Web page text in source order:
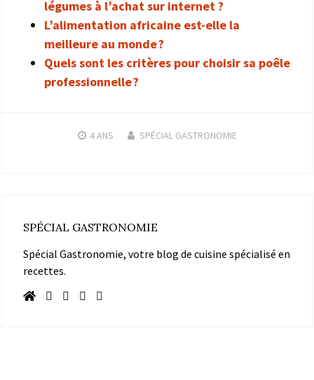
légumes à l’achat sur internet ?
L’alimentation africaine est-elle la
meilleure au monde ?
Quels sont les critères pour choisir sa poêle
professionnelle ?
4 ANS SPÉCIAL GASTRONOMIE
SPÉCIAL GASTRONOMIE
Spécial Gastronomie, votre blog de cuisine spécialisé en
recettes.